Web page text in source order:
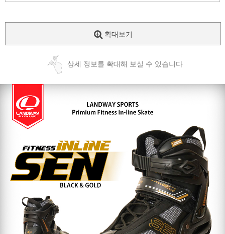
확대보기
상세 정보를 확대해 보실 수 있습니다